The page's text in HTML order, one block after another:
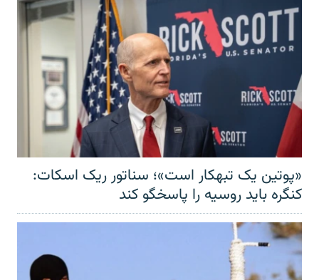
«پوتین یک تبهکار است»؛ سناتور ریک اسکات:
کنگره باید روسیه را پاسخگو کند